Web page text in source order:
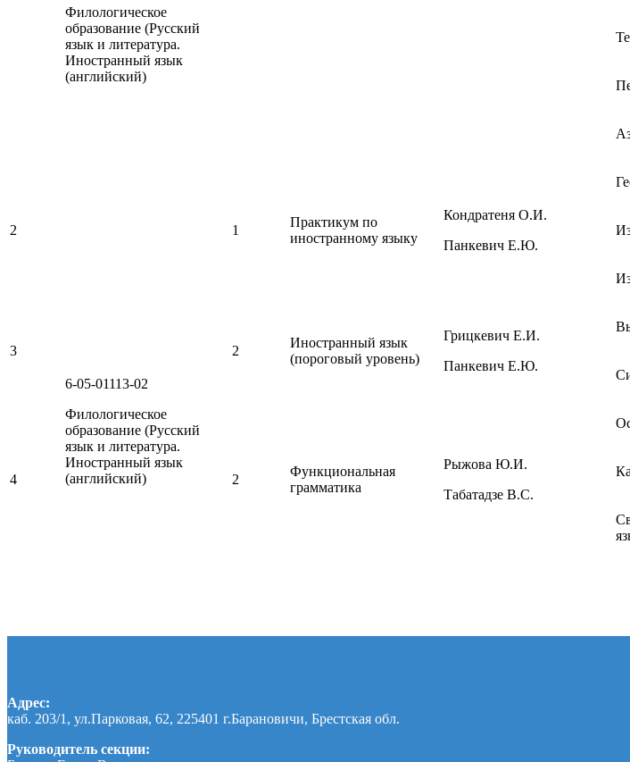
Филологическое
образование (Русский
язык и литература.
Иностранный язык
(английский)
2 1
Практикум по
иностранному языку
Кондратеня О.И.
Панкевич Е.Ю.
3
6-05-01113-02
Филологическое
образование (Русский
язык и литература.
Иностранный язык
(английский)
2
Иностранный язык
(пороговый уровень)
Грицкевич Е.И.
Панкевич Е.Ю.
4 2
Функциональная
грамматика
Рыжова Ю.И.
Табатадзе В.С.
Адрес:
каб. 203/1, ул.Парковая, 62, 225401 г.Барановичи, Брестская обл.
Руководитель секции: